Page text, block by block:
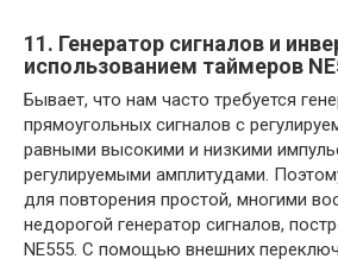
11. Генератор сигналов и
использованием таймеров
Бывает, что нам часто требуется
прямоугольных сигналов с
равными высокими и низкими
регулируемыми амплитудами.
для повторения простой, многими
недорогой генератор сигналов,
NE555. С помощью внешних